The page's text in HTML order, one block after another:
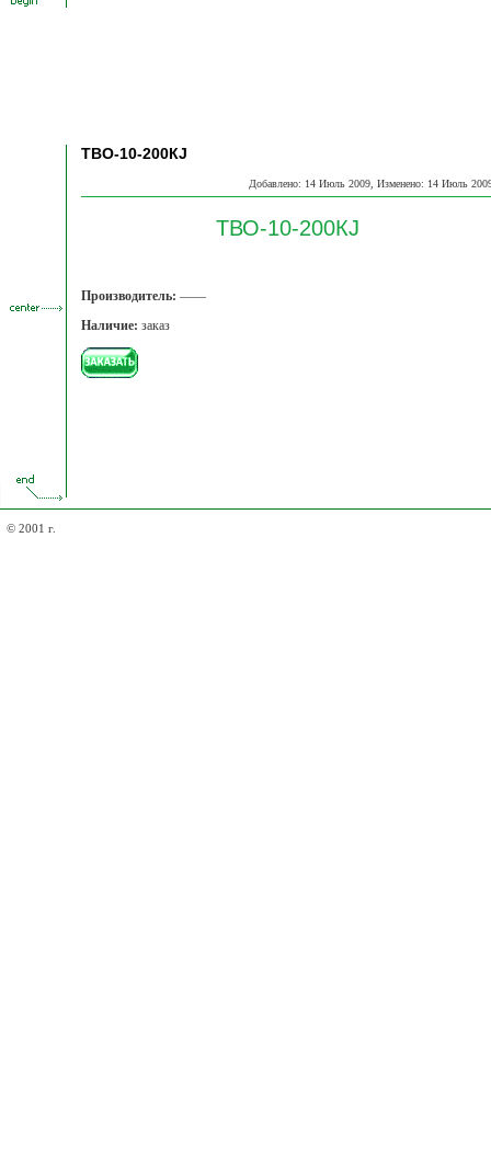
ТВО-10-200КJ
Добавлено: 14 Июль 2009, Изменено: 14 Июль
ТВО-10-200КJ
Производитель: ——
Наличие: заказ
© 2001 г.